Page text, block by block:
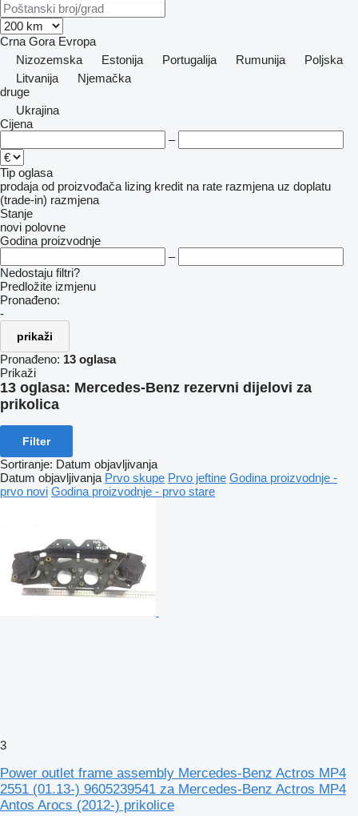
Crna Gora Evropa
Nizozemska
Estonija Portugalija Rumunija
Poljska
Litvanija
Njemačka
druge
Ukrajina
Cijena
–
Tip oglasa
prodaja od proizvođača lizing kredit na rate razmjena uz doplatu
(trade-in) razmjena
Stanje
novi polovne
Godina proizvodnje
–
Nedostaju filtri?
Predložite izmjenu
Pronađeno:
-
prikaži
Pronađeno: 13 oglasa
Prikaži
13 oglasa: Mercedes-Benz rezervni dijelovi za
prikolica
Filter
Sortiranje: Datum objavljivanja
Datum objavljivanja Prvo skupe Prvo jeftine Godina proizvodnje -
prvo novi Godina proizvodnje - prvo stare
3
Power outlet frame assembly Mercedes-Benz Actros MP4
2551 (01.13-) 9605239541 za Mercedes-Benz Actros MP4
Antos Arocs (2012-) prikolice